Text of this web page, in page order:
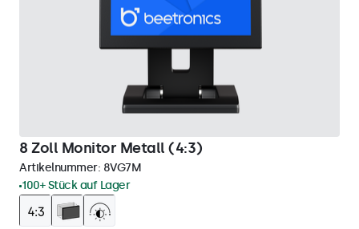
8 Zoll Monitor Metall (4:3)
Artikelnummer: 8VG7M
100+ Stück auf Lager